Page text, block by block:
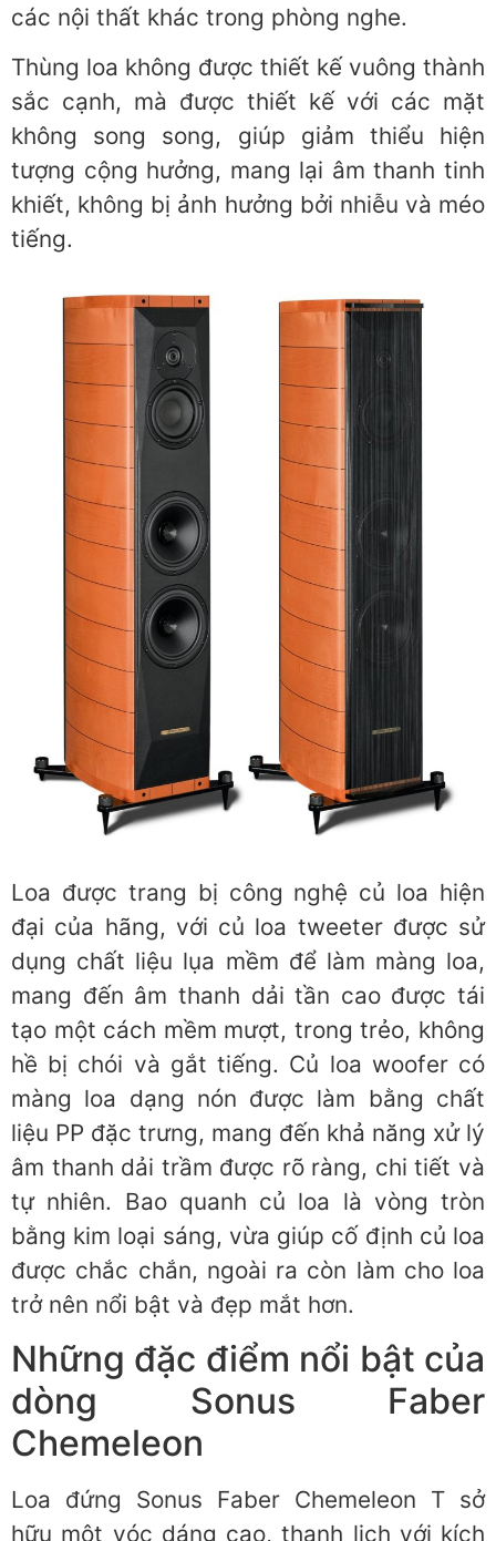
các nội thất khác trong phòng nghe.
Thùng loa không được thiết kế vuông thành
sắc cạnh, mà được thiết kế với các mặt
không song song, giúp giảm thiểu hiện
tượng cộng hưởng, mang lại âm thanh tinh
khiết, không bị ảnh hưởng bởi nhiễu và méo
tiếng.
Loa được trang bị công nghệ củ loa hiện
đại của hãng, với củ loa tweeter được sử
dụng chất liệu lụa mềm để làm màng loa,
mang đến âm thanh dải tần cao được tái
tạo một cách mềm mượt, trong trẻo, không
hề bị chói và gắt tiếng. Củ loa woofer có
màng loa dạng nón được làm bằng chất
liệu PP đặc trưng, mang đến khả năng xử lý
âm thanh dải trầm được rõ ràng, chi tiết và
tự nhiên. Bao quanh củ loa là vòng tròn
bằng kim loại sáng, vừa giúp cố định củ loa
được chắc chắn, ngoài ra còn làm cho loa
trở nên nổi bật và đẹp mắt hơn.
Những đặc điểm nổi bật của
dòng Sonus Faber
Chemeleon
Loa đứng Sonus Faber Chemeleon T sở
hữu một vóc dáng cao, thanh lịch với kích